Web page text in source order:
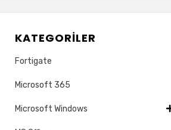
KATEGORILER
Fortigate
Microsoft 365
Microsoft Windows